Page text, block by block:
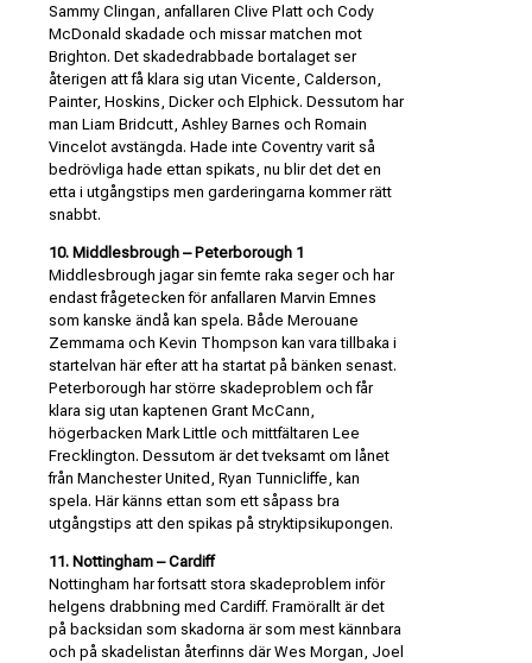
Sammy Clingan, anfallaren Clive Platt och Cody
McDonald skadade och missar matchen mot
Brighton. Det skadedrabbade bortalaget ser
återigen att få klara sig utan Vicente, Calderson,
Painter, Hoskins, Dicker och Elphick. Dessutom har
man Liam Bridcutt, Ashley Barnes och Romain
Vincelot avstängda. Hade inte Coventry varit så
bedrövliga hade ettan spikats, nu blir det det en
etta i utgångstips men garderingarna kommer rätt
snabbt.
10. Middlesbrough – Peterborough 1
Middlesbrough jagar sin femte raka seger och har
endast frågetecken för anfallaren Marvin Emnes
som kanske ändå kan spela. Både Merouane
Zemmama och Kevin Thompson kan vara tillbaka i
startelvan här efter att ha startat på bänken senast.
Peterborough har större skadeproblem och får
klara sig utan kaptenen Grant McCann,
högerbacken Mark Little och mittfältaren Lee
Frecklington. Dessutom är det tveksamt om lånet
från Manchester United, Ryan Tunnicliffe, kan
spela. Här känns ettan som ett såpass bra
utgångstips att den spikas på stryktipsikupongen.
11. Nottingham – Cardiff
Nottingham har fortsatt stora skadeproblem inför
helgens drabbning med Cardiff. Framörallt är det
på backsidan som skadorna är som mest kännbara
och på skadelistan återfinns där Wes Morgan, Joel